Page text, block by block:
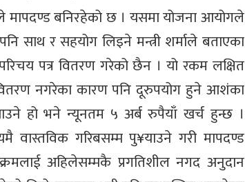
मापदण्ड बनिरहेको छ । यसमा योजना आयोगले
साथ र सहयोग लिइने मन्त्री शर्माले बताएका
पत्र वितरण गरेको छैन । यो रकम लक्षित
नगरेका कारण पनि दूरुपयोग हुने आशंका
हो भने न्यूनतम ५ अर्ब रुपैयाँ खर्च हुन्छ ।
वास्तविक गरिबसम्म पु¥याउने गरी मापदण्ड
अहिलेसम्मकै प्रगतिशील नगद अनुदान